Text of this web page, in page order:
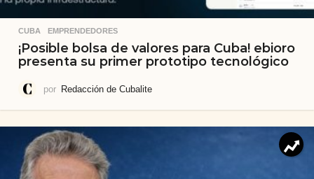
CUBA ,EMPRENDEDORES
¡Posible bolsa de valores para Cuba! ebioro
presenta su primer prototipo tecnológico
por Redacción de Cubalite